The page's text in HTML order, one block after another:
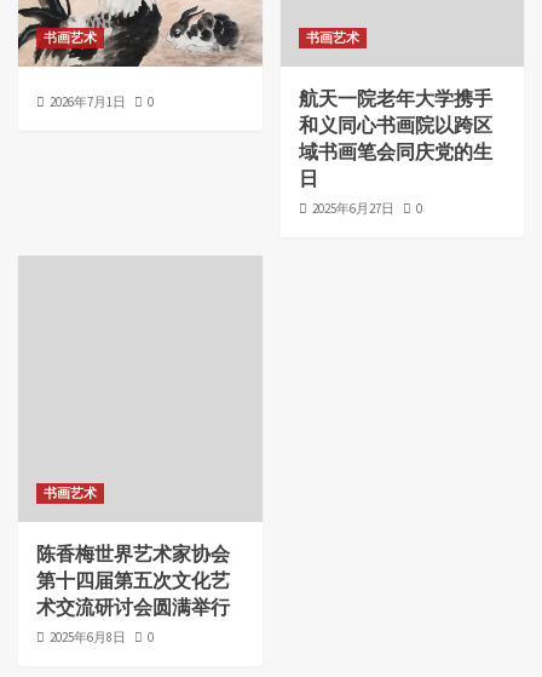
书画艺术
2026年7月1日 0
书画艺术
航天一院老年大学携手
和义同心书画院以跨区
域书画笔会同庆党的生
日
2025年6月27日 0
书画艺术
陈香梅世界艺术家协会
第十四届第五次文化艺
术交流研讨会圆满举行
2025年6月8日 0